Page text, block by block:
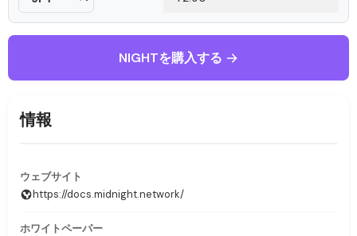
NIGHTを購入する
情報
ウェブサイト
https://docs.midnight.network/
ホワイトペーパー